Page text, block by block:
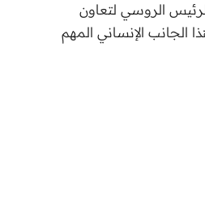
الروسي لتعاون
الإنساني المهم